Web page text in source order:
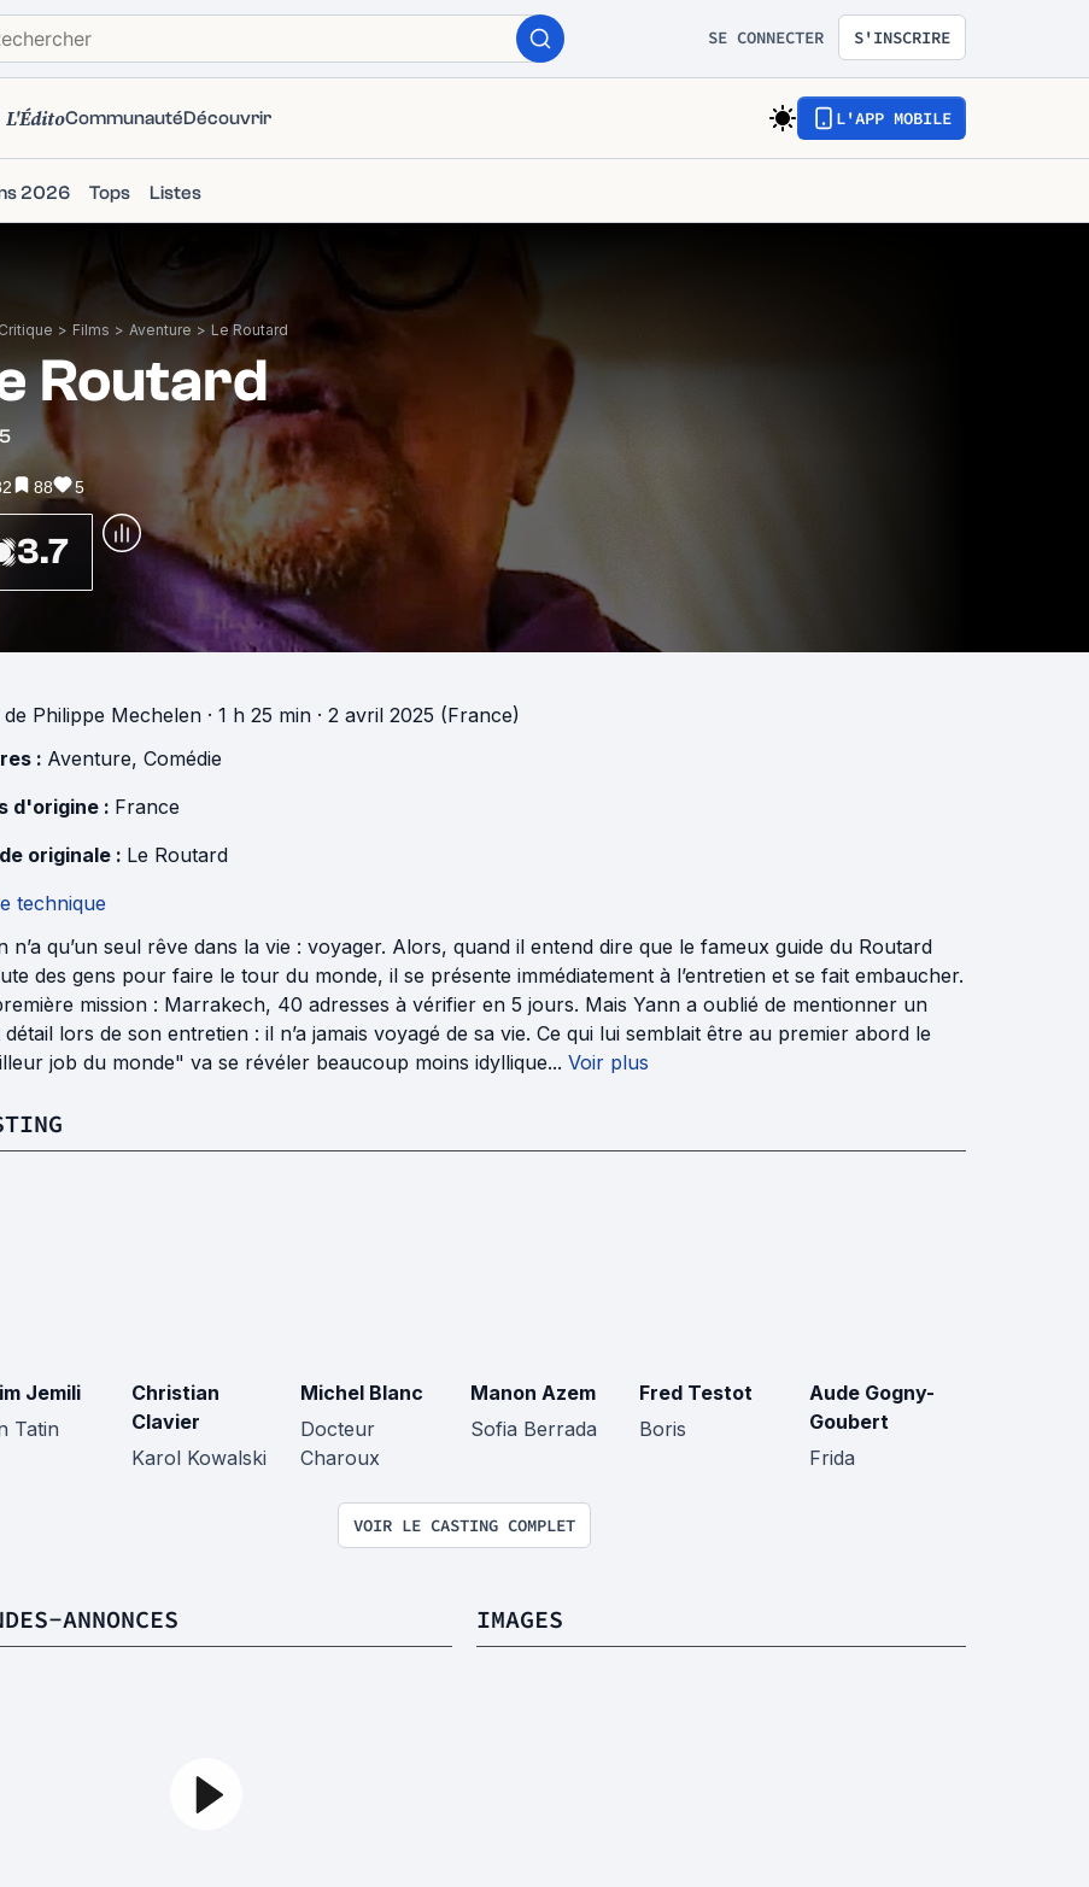
SE CONNECTER S'INSCRIRE
L'ÉditoCommunautéDécouvrir L'APP MOBILE
2026 Tops Listes
> Films > Aventure > Le Routard
Routard
88 5
3.7
de Philippe Mechelen · 1 h 25 min · 2 avril 2025 (France)
: Aventure, Comédie
d'origine : France
originale : Le Routard
technique
n’a qu’un seul rêve dans la vie : voyager. Alors, quand il entend dire que le fameux guide du Routard
des gens pour faire le tour du monde, il se présente immédiatement à l’entretien et se fait embaucher.
mission : Marrakech, 40 adresses à vérifier en 5 jours. Mais Yann a oublié de mentionner un
détail lors de son entretien : il n’a jamais voyagé de sa vie. Ce qui lui semblait être au premier abord le
job du monde" va se révéler beaucoup moins idyllique... Voir plus
Jemili
Tatin
Christian
Clavier
Karol Kowalski
Michel Blanc
Docteur
Charoux
Manon Azem
Sofia Berrada
Fred Testot
Boris
Aude Gogny-
Goubert
Frida
VOIR LE CASTING COMPLET
ANNONCES IMAGES